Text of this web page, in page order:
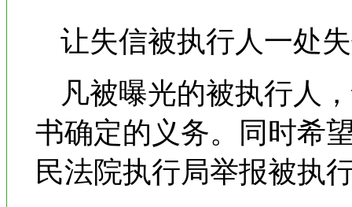
让失信被执行人一处
凡被曝光的被执行人
书确定的义务。同时希
民法院执行局举报被执